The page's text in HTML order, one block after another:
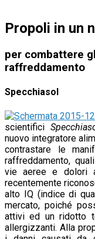
Propoli in un
per combattere
raffreddamento
Specchiasol
scientifici
nuovo integratore
contrastare le
raffreddamento,
vie aeree e dolori
recentemente
alto IQ (indice di
mercato, poiché
attivi ed un ridotto
allergizzanti. Alla